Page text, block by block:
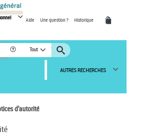
Aide Une question ? Historique
Tout
AUTRES RECHERCHES
d’autorité